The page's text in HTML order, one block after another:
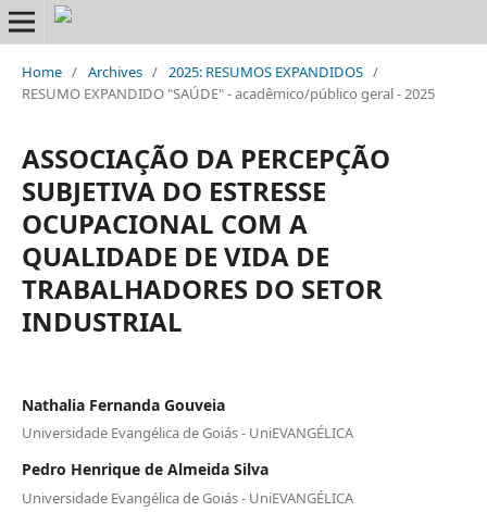
Home / Archives / 2025: RESUMOS EXPANDIDOS /
RESUMO EXPANDIDO "SAÚDE" - acadêmico/público geral - 2025
ASSOCIAÇÃO DA PERCEPÇÃO
SUBJETIVA DO ESTRESSE
OCUPACIONAL COM A
QUALIDADE DE VIDA DE
TRABALHADORES DO SETOR
INDUSTRIAL
Nathalia Fernanda Gouveia
Universidade Evangélica de Goiás - UniEVANGÉLICA
Pedro Henrique de Almeida Silva
Universidade Evangélica de Goiás - UniEVANGÉLICA